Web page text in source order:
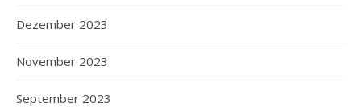
Dezember 2023
November 2023
September 2023